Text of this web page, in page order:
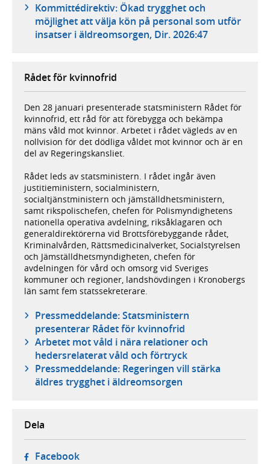
Kommittédirektiv: Ökad trygghet och
möjlighet att välja kön på personal som utför
insatser i äldreomsorgen, Dir. 2026:47
Rådet för kvinnofrid
Den 28 januari presenterade statsministern Rådet för
kvinnofrid, ett råd för att förebygga och bekämpa
mäns våld mot kvinnor. Arbetet i rådet vägleds av en
nollvision för det dödliga våldet mot kvinnor och är en
del av Regeringskansliet.
Rådet leds av statsministern. I rådet ingår även
justitieministern, socialministern,
socialtjänstministern och jämställdhetsministern,
samt rikspolischefen, chefen för Polismyndighetens
nationella operativa avdelning, riksåklagaren och
generaldirektörerna vid Brottsförebyggande rådet,
Kriminalvården, Rättsmedicinalverket, Socialstyrelsen
och Jämställdhetsmyndigheten, chefen för
avdelningen för vård och omsorg vid Sveriges
kommuner och regioner, landshövdingen i Kronobergs
län samt fem statssekreterare.
Pressmeddelande: Statsministern
presenterar Rådet för kvinnofrid
Arbetet mot våld i nära relationer och
hedersrelaterat våld och förtryck
Pressmeddelande: Regeringen vill stärka
äldres trygghet i äldreomsorgen
Dela
Facebook- öppnas i ny flik, extern webbplats,